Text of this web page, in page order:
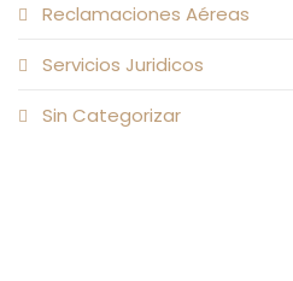
Reclamaciones Aéreas
Servicios Juridicos
Sin Categorizar